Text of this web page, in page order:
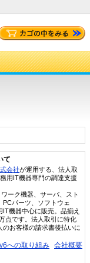
て
会社が運用する、法人取
用IT機器専門の調達支援
ーク機器、サーバ、スト
パーツ、ソフトウェ
機器中心に販売。品揃え
点です。法人取引に特化
のお客様の請求書後払いに
への取り組み 会社概要